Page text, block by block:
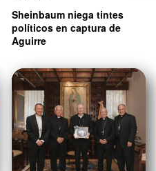
Sheinbaum niega tintes
políticos en captura de
Aguirre